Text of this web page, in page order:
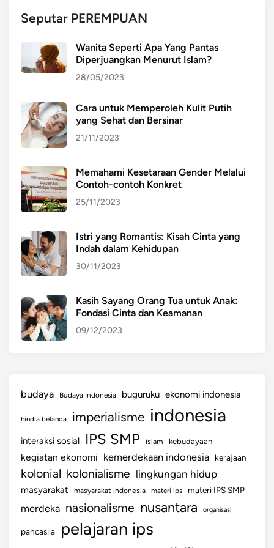
S
e
a
k
n
k
e
e
p
r
g
Seputar PEREMPUAN
Wanita Seperti Apa Yang Pantas
Diperjuangkan Menurut Islam?
28/05/2023
Cara untuk Memperoleh Kulit Putih
yang Sehat dan Bersinar
21/11/2023
Memahami Kesetaraan Gender Melalui
Contoh-contoh Konkret
25/11/2023
Istri yang Romantis: Kisah Cinta yang
Indah dalam Kehidupan
30/11/2023
Kasih Sayang Orang Tua untuk Anak:
Fondasi Cinta dan Keamanan
09/12/2023
budaya Budaya Indonesia buguruku ekonomi indonesia
hindia belanda imperialisme indonesia
interaksi sosial IPS SMP islam kebudayaan
kegiatan ekonomi kemerdekaan indonesia kerajaan
kolonial kolonialisme lingkungan hidup
masyarakat masyarakat indonesia materi ips materi IPS SMP
merdeka nasionalisme nusantara organisasi
pancasila
pelajaran ips